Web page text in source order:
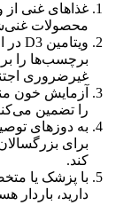
محصولات
برچسب‌ها را
غیرضروری
را تضمین
برای
کند.
با پزشک یا
دارید، باردار